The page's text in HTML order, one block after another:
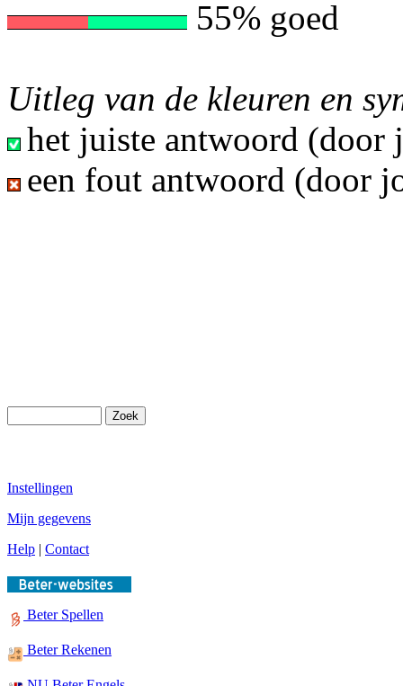
55% goed
Uitleg van de kleuren en
het juiste antwoord (door
een fout antwoord (door
Instellingen
Mijn gegevens
Help | Contact
Beter Spellen
Beter Rekenen